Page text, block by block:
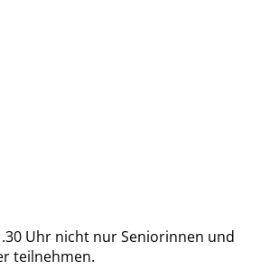
Uhr nicht nur Seniorinnen und
teilnehmen.